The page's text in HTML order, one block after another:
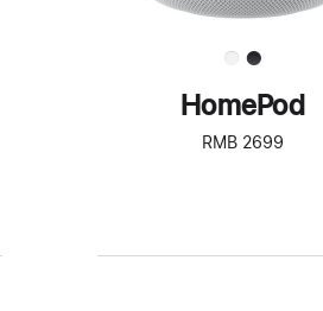
HomePod
RMB 2699